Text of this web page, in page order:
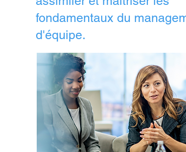
fondamentaux du
d'équipe.